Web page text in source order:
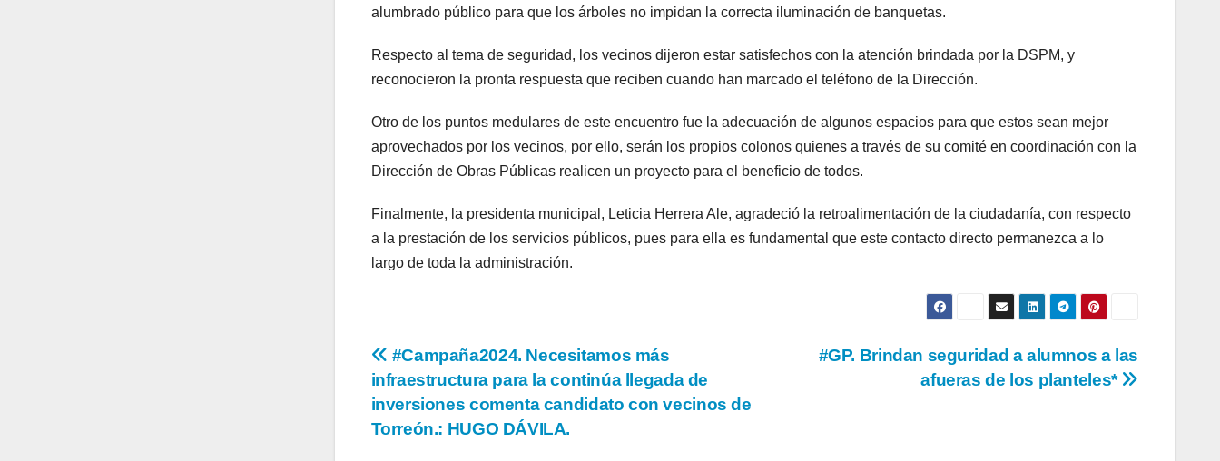
alumbrado público para que los árboles no impidan la correcta iluminación de banquetas.
Respecto al tema de seguridad, los vecinos dijeron estar satisfechos con la atención brindada por la DSPM, y
reconocieron la pronta respuesta que reciben cuando han marcado el teléfono de la Dirección.
Otro de los puntos medulares de este encuentro fue la adecuación de algunos espacios para que estos sean mejor
aprovechados por los vecinos, por ello, serán los propios colonos quienes a través de su comité en coordinación con la
Dirección de Obras Públicas realicen un proyecto para el beneficio de todos.
Finalmente, la presidenta municipal, Leticia Herrera Ale, agradeció la retroalimentación de la ciudadanía, con respecto
a la prestación de los servicios públicos, pues para ella es fundamental que este contacto directo permanezca a lo
largo de toda la administración.
Navegación
de
entradas
#GP. Brindan seguridad a alumnos a las
afueras de los planteles*
#Campaña2024. Necesitamos más
infraestructura para la continúa llegada de
inversiones comenta candidato con vecinos de
Torreón.: HUGO DÁVILA.